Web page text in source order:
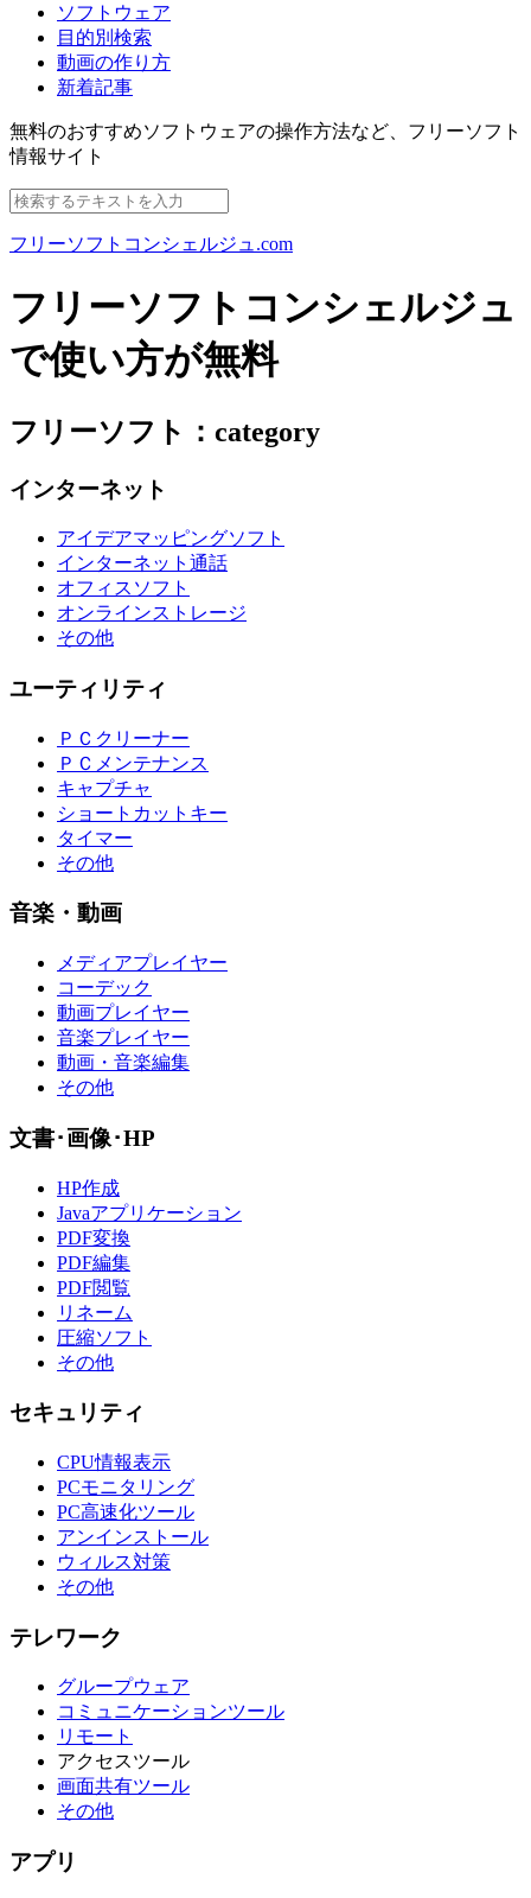
ソフトウェア
目的別検索
動画の作り方
新着記事
無料のおすすめソフトウェアの操作方法など、 フリーソフト
情報サイト
フリーソフトコンシェルジュ.com
フリーソフトコンシェルジュ
で使い方が無料
フリーソフト：category
インターネット
アイデアマッピングソフト
インターネット通話
オフィスソフト
オンラインストレージ
その他
ユーティリティ
ＰＣクリーナー
ＰＣメンテナンス
キャプチャ
ショートカットキー
タイマー
その他
音楽・動画
メディアプレイヤー
コーデック
動画プレイヤー
音楽プレイヤー
動画・音楽編集
その他
文書･画像･HP
HP作成
Javaアプリケーション
PDF変換
PDF編集
PDF閲覧
リネーム
圧縮ソフト
その他
セキュリティ
CPU情報表示
PCモニタリング
PC高速化ツール
アンインストール
ウィルス対策
その他
テレワーク
グループウェア
コミュニケーションツール
リモート
アクセスツール
画面共有ツール
その他
アプリ